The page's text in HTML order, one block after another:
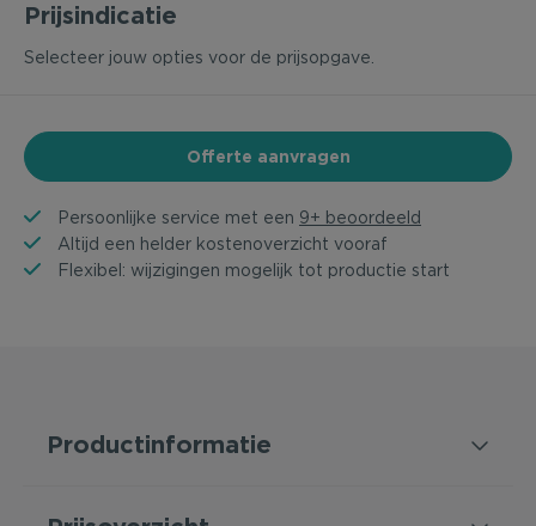
Prijsindicatie
Selecteer jouw opties voor de prijsopgave.
Offerte aanvragen
Persoonlijke service met een 9+ beoordeeld
Altijd een helder kostenoverzicht vooraf
Flexibel: wijzigingen mogelijk tot productie start
Productinformatie